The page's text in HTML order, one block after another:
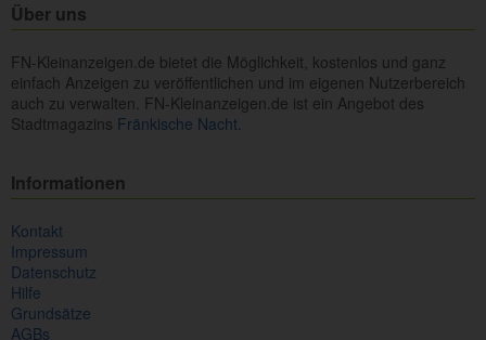
Über uns
FN-Kleinanzeigen.de bietet die Möglichkeit, kostenlos und ganz
einfach Anzeigen zu veröffentlichen und im eigenen Nutzerbereich
auch zu verwalten. FN-Kleinanzeigen.de ist ein Angebot des
Stadtmagazins Fränkische Nacht.
Informationen
Kontakt
Impressum
Datenschutz
Hilfe
Grundsätze
AGBs